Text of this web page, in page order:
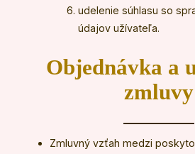
udelenie súhlasu so
údajov užívateľa.
Objednávka a
zmluvy
Zmluvný vzťah medzi